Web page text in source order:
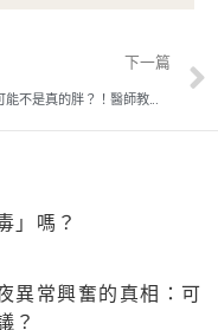
下一篇
你的胖可能不是真的胖？！醫師教你判斷自身有沒有水腫
」嗎？
異常興奮的真相：可
？